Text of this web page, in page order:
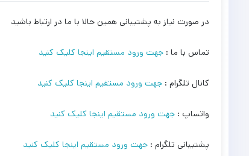
در صورت نیاز به پشتیبانی همین حالا با ما در ارتباط باشید
تماس با ما : جهت ورود مستقیم اینجا کلیک کنید
کانال تلگرام : جهت ورود مستقیم اینجا کلیک کنید
واتساپ : جهت ورود مستقیم اینجا کلیک کنید
پشتیبانی تلگرام : جهت ورود مستقیم اینجا کلیک کنید